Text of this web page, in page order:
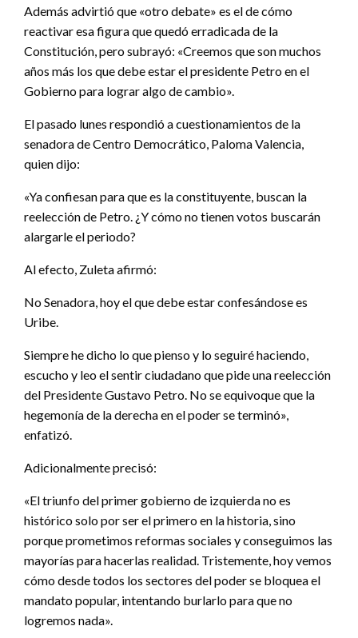
Además advirtió que «otro debate» es el de cómo
reactivar esa figura que quedó erradicada de la
Constitución, pero subrayó: «Creemos que son muchos
años más los que debe estar el presidente Petro en el
Gobierno para lograr algo de cambio».
El pasado lunes respondió a cuestionamientos de la
senadora de Centro Democrático, Paloma Valencia,
quien dijo:
«Ya confiesan para que es la constituyente, buscan la
reelección de Petro. ¿Y cómo no tienen votos buscarán
alargarle el periodo?
Al efecto, Zuleta afirmó:
No Senadora, hoy el que debe estar confesándose es
Uribe.
Siempre he dicho lo que pienso y lo seguiré haciendo,
escucho y leo el sentir ciudadano que pide una reelección
del Presidente Gustavo Petro. No se equivoque que la
hegemonía de la derecha en el poder se terminó»,
enfatizó.
Adicionalmente precisó:
«El triunfo del primer gobierno de izquierda no es
histórico solo por ser el primero en la historia, sino
porque prometimos reformas sociales y conseguimos las
mayorías para hacerlas realidad. Tristemente, hoy vemos
cómo desde todos los sectores del poder se bloquea el
mandato popular, intentando burlarlo para que no
logremos nada».